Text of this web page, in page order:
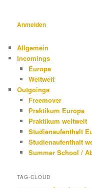
Anmelden
Allgemein
Incomings
Europa
Weltweit
Outgoings
Freemover
Praktikum Europa
Praktikum weltweit
Studienaufenthalt
Studienaufenthalt
Summer School /
TAG-CLOUD